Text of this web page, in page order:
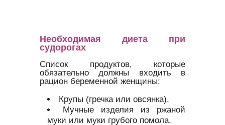
Необходимая диета при
судорогах
Список продуктов, которые
обязательно должны входить в
рацион беременной женщины:
Крупы (гречка или овсянка),
Мучные изделия из ржаной
муки или муки грубого помола,